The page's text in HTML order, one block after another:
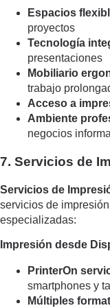
Espacios
proyectos
Tecnología
presentaciones
Mobiliario
trabajo
Acceso a
Ambiente
negocios
7. Servicios de
Servicios de
servicios de
especializadas:
Impresión desde
PrinterOn
smartphones y
Múltiples